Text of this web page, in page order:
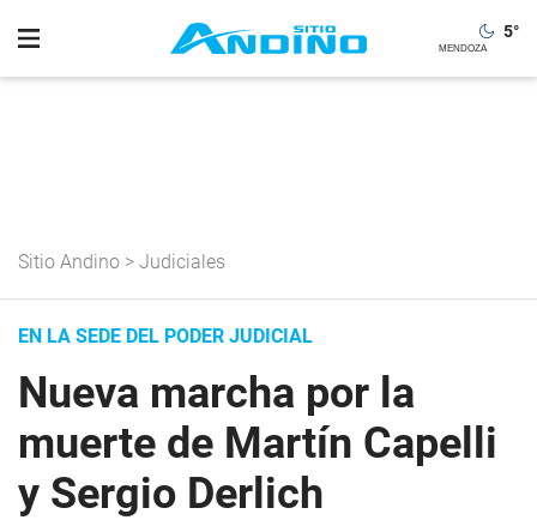
5°
Sitio Andino > Judiciales
EN LA SEDE DEL PODER JUDICIAL
Nueva marcha por la
muerte de Martín Capelli
y Sergio Derlich